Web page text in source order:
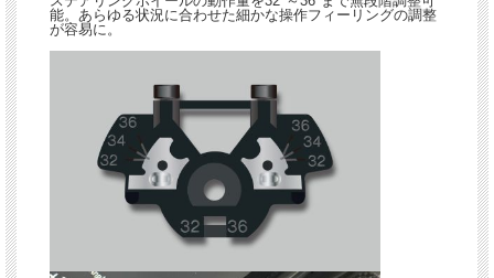
能。あらゆる状況に合わせた細かな操作フィーリングの調整
が容易に。